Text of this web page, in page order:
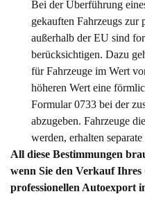
Bei der Überführung
gekauften Fahrzeugs
außerhalb der EU sind
berücksichtigen. Dazu
für Fahrzeuge im Wert
höheren Wert eine
Formular 0733 bei der
abzugeben. Fahrzeuge
werden, erhalten
All diese Bestimmungen
wenn Sie den Verkauf
professionellen Autoexport